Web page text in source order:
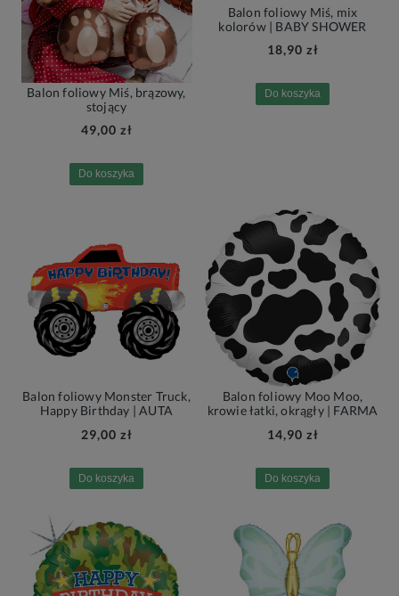
Balon foliowy Miś, brązowy,
stojący
49,00 zł
Do koszyka
Balon foliowy Miś, mix
kolorów | BABY SHOWER
18,90 zł
Do koszyka
Balon foliowy Monster Truck,
Happy Birthday | AUTA
29,00 zł
Do koszyka
Balon foliowy Moo Moo,
krowie łatki, okrągły | FARMA
14,90 zł
Do koszyka